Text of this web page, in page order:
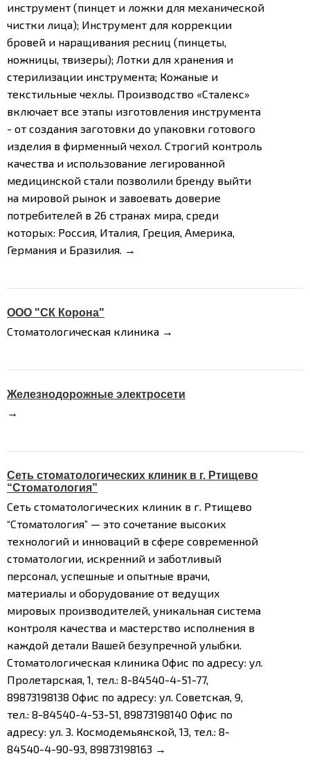
инструмент (пинцет и ложки для механической
чистки лица); Инструмент для коррекции
бровей и наращивания ресниц (пинцеты,
ножницы, твизеры); Лотки для хранения и
стерилизации инструмента; Кожаные и
текстильные чехлы. Производство «Сталекс»
включает все этапы изготовления инструмента
- от создания заготовки до упаковки готового
изделия в фирменный чехол. Строгий контроль
качества и использование легированной
медицинской стали позволили бренду выйти
на мировой рынок и завоевать доверие
потребителей в 26 странах мира, среди
которых: Россия, Италия, Греция, Америка,
Германия и Бразилия. →
ООО "СК Корона"
Стоматологическая клиника →
Железнодорожные электросети
→
Сеть стоматологических клиник в г. Ртищево
“Стоматология”
Сеть стоматологических клиник в г. Ртищево
“Стоматология” — это сочетание высоких
технологий и инноваций в сфере современной
стоматологии, искренний и заботливый
персонал, успешные и опытные врачи,
материалы и оборудование от ведущих
мировых производителей, уникальная система
контроля качества и мастерство исполнения в
каждой детали Вашей безупречной улыбки.
Стоматологическая клиника Офис по адресу: ул.
Пролетарская, 1, тел.: 8-84540-4-51-77,
89873198138 Офис по адресу: ул. Советская, 9,
тел.: 8-84540-4-53-51, 89873198140 Офис по
адресу: ул. З. Космодемьянской, 13, тел.: 8-
84540-4-90-93, 89873198163 →